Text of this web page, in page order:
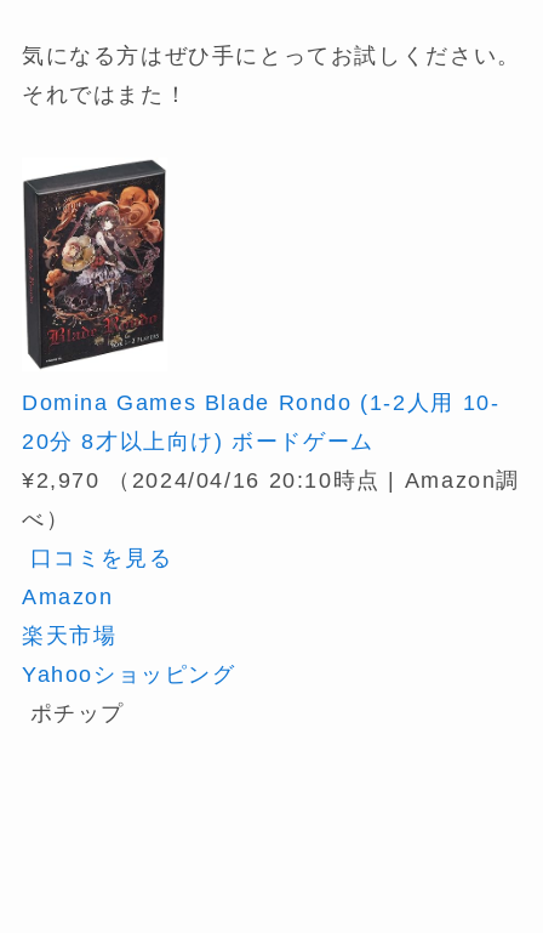
気になる方はぜひ手にとってお試しください。
それではまた！
Domina Games Blade Rondo (1-2人用 10-
20分 8才以上向け) ボードゲーム
¥2,970
（2024/04/16 20:10時点 | Amazon調
べ）
口コミを見る
Amazon
楽天市場
Yahooショッピング
ポチップ